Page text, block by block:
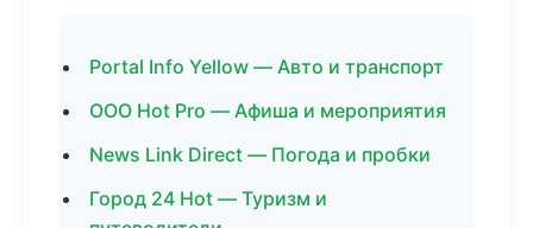
Portal Info Yellow — Авто и транспорт
ООО Hot Pro — Афиша и мероприятия
News Link Direct — Погода и пробки
Город 24 Hot — Туризм и